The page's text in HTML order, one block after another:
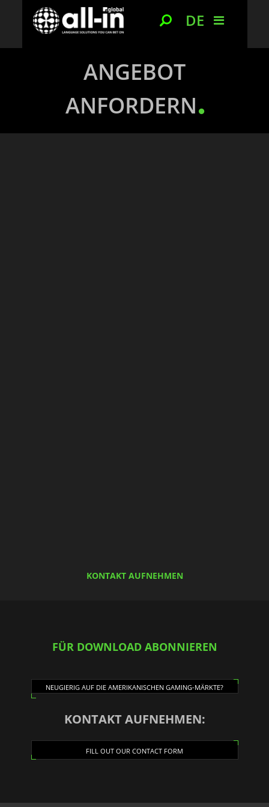
DE
ANGEBOT
ANFORDERN
KONTAKT AUFNEHMEN
FÜR DOWNLOAD ABONNIEREN
NEUGIERIG AUF DIE AMERIKANISCHEN GAMING-MÄRKTE?
KONTAKT AUFNEHMEN:
FILL OUT OUR CONTACT FORM